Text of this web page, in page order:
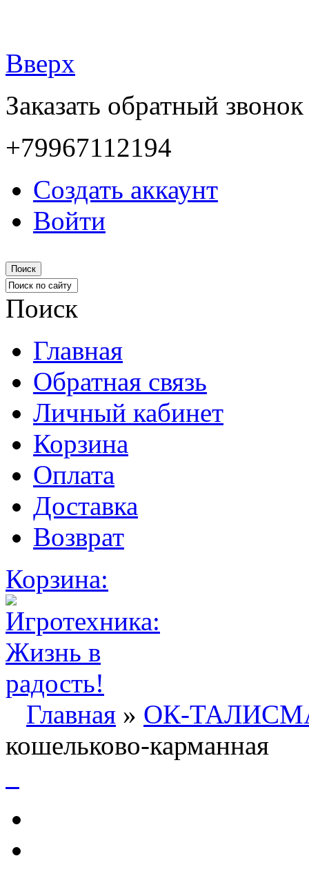
Вверх
Заказать обратный звонок
+79967112194
Создать аккаунт
Войти
Поиск
Поиск
Главная
Обратная связь
Личный кабинет
Корзина
Оплата
Доставка
Возврат
Корзина:
Главная » ОК-
кошельково-карманная